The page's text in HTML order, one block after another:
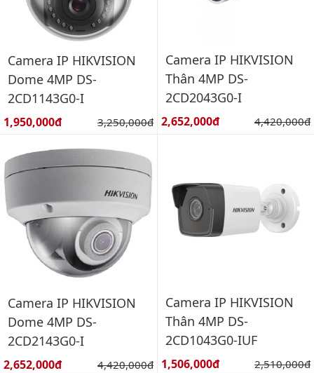
Camera IP HIKVISION
Dome 4MP DS-
2CD1143G0-I
Giá bán:
1,950,000đ Giá gốc:
3,250,000đ
Camera IP HIKVISION
Thân 4MP DS-
2CD2043G0-I
Giá bán:
2,652,000đ Giá gốc:
4,420,000đ
Camera IP HIKVISION
Dome 4MP DS-
2CD2143G0-I
Giá bán:
2,652,000đ Giá gốc:
4,420,000đ
Camera IP HIKVISION
Thân 4MP DS-
2CD1043G0-IUF
Giá bán:
1,506,000đ Giá gốc:
2,510,000đ